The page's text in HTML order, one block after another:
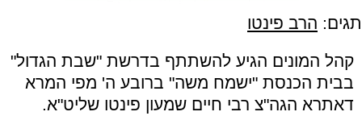
תגים: הרב פינטו
קהל המונים הגיע להשתתף בדרשת "שבת הגדול"
בבית הכנסת "ישמח משה" ברובע ה' מפי המרא
דאתרא הגה"צ רבי חיים שמעון פינטו שליט"א.